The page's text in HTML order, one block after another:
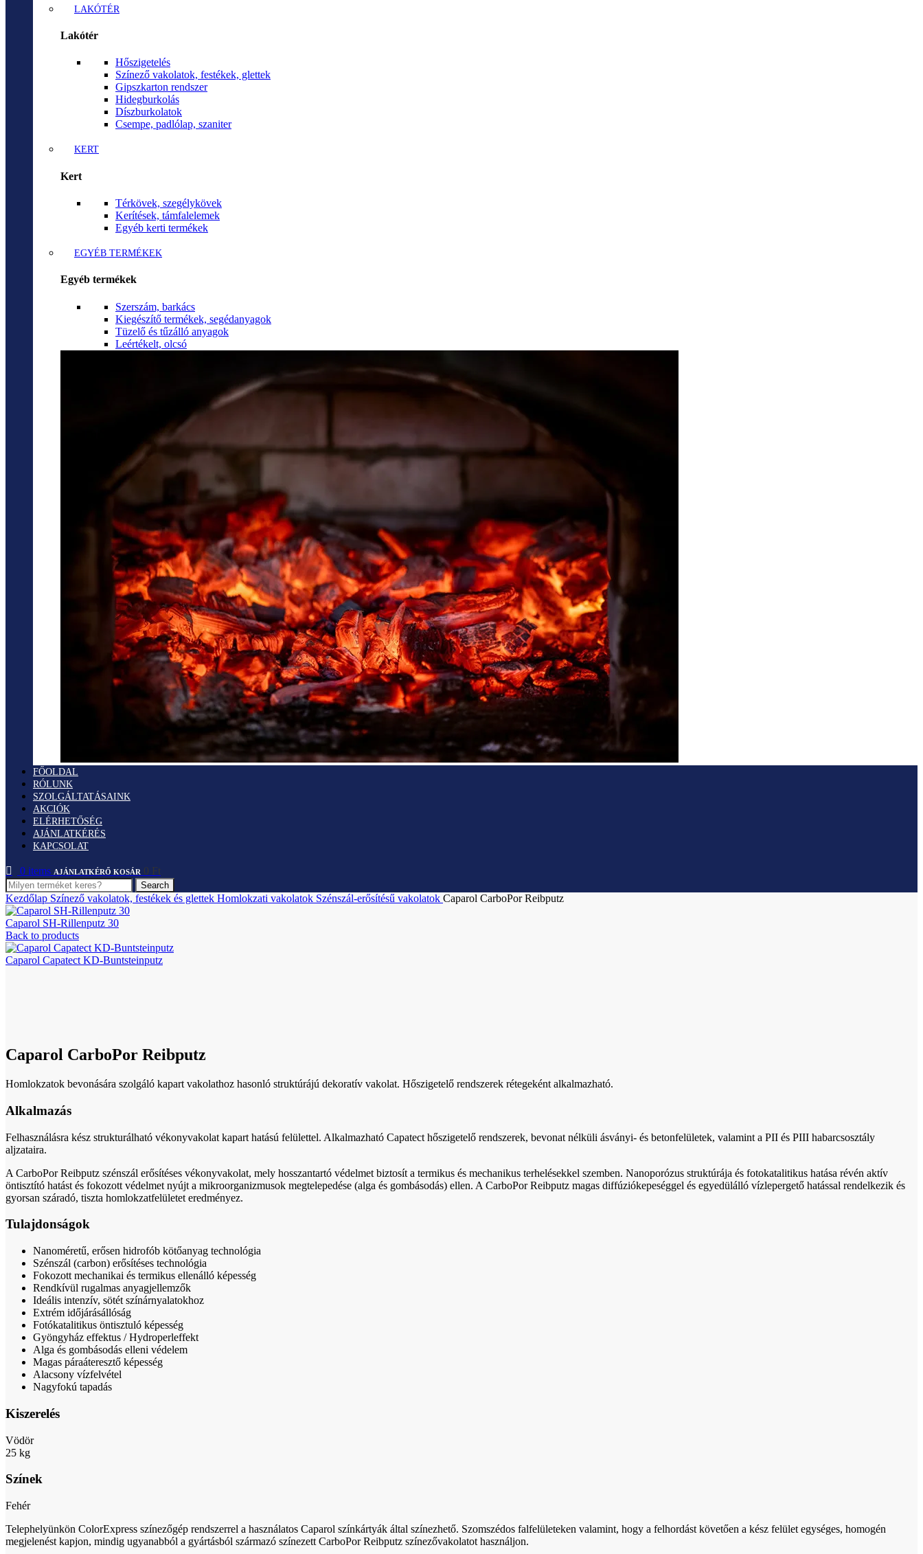
LAKÓTÉR
Lakótér
Hőszigetelés
Színező vakolatok, festékek, glettek
Gipszkarton rendszer
Hidegburkolás
Díszburkolatok
Csempe, padlólap, szaniter
KERT
Kert
Térkövek, szegélykövek
Kerítések, támfalelemek
Egyéb kerti termékek
EGYÉB TERMÉKEK
Egyéb termékek
Szerszám, barkács
Kiegészítő termékek, segédanyagok
Tüzelő és tűzálló anyagok
Leértékelt, olcsó
FŐOLDAL
RÓLUNK
SZOLGÁLTATÁSAINK
AKCIÓK
ELÉRHETŐSÉG
AJÁNLATKÉRÉS
KAPCSOLAT
0 items 0 Ft
Search
Kezdőlap Színező vakolatok, festékek és glettek Homlokzati vakolatok Szénszál-erősítésű vakolatok Caparol CarboPor Reibputz
Caparol SH-Rillenputz 30
Back to products
Caparol Capatect KD-Buntsteinputz
Caparol CarboPor Reibputz
Homlokzatok bevonására szolgáló kapart vakolathoz hasonló struktúrájú dekoratív vakolat. Hőszigetelő rendszerek rétegeként alkalmazható.
Alkalmazás
Felhasználásra kész strukturálható vékonyvakolat kapart hatású felülettel. Alkalmazható Capatect hőszigetelő rendszerek, bevonat nélküli ásványi- és betonfelületek, valamint a PII és PIII habarcsosztály
aljzataira.
A CarboPor Reibputz szénszál erősítéses vékonyvakolat, mely hosszantartó védelmet biztosít a termikus és mechanikus terhelésekkel szemben. Nanoporózus struktúrája és fotokatalitikus hatása révén aktív
öntisztító hatást és fokozott védelmet nyújt a mikroorganizmusok megtelepedése (alga és gombásodás) ellen. A CarboPor Reibputz magas diffúziókepeséggel és egyedülálló vízlepergető hatással rendelkezik és
gyorsan száradó, tiszta homlokzatfelületet eredményez.
Tulajdonságok
Nanoméretű, erősen hidrofób kötőanyag technológia
Szénszál (carbon) erősítéses technológia
Fokozott mechanikai és termikus ellenálló képesség
Rendkívül rugalmas anyagjellemzők
Ideális intenzív, sötét színárnyalatokhoz
Extrém időjárásállóság
Fotókatalitikus öntisztuló képesség
Gyöngyház effektus / Hydroperleffekt
Alga és gombásodás elleni védelem
Magas páraáteresztő képesség
Alacsony vízfelvétel
Nagyfokú tapadás
Kiszerelés
Vödör
25 kg
Színek
Fehér
Telephelyünkön ColorExpress színezőgép rendszerrel a használatos Caparol színkártyák által színezhető. Szomszédos falfelületeken valamint, hogy a felhordást követően a kész felület egységes, homogén
megjelenést kapjon, mindig ugyanabból a gyártásból származó színezett CarboPor Reibputz színezővakolatot használjon.